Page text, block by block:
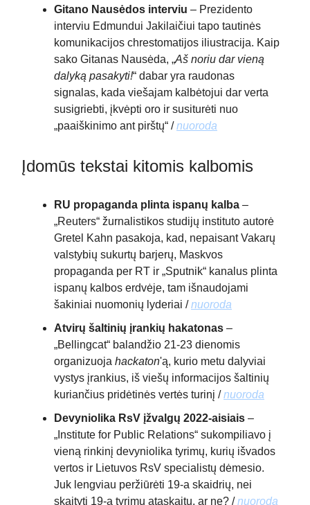
Gitano Nausėdos interviu – Prezidento
interviu Edmundui Jakilaičiui tapo tautinės
komunikacijos chrestomatijos iliustracija. Kaip
sako Gitanas Nausėda, „Aš noriu dar vieną
dalyką pasakyti!“ dabar yra raudonas
signalas, kada viešajam kalbėtojui dar verta
susigriebti, įkvėpti oro ir susiturėti nuo
„paaiškinimo ant pirštų“ /nuoroda
Įdomūs tekstai kitomis kalbomis
RU propaganda plinta ispanų kalba –
„Reuters“ žurnalistikos studijų instituto autorė
Gretel Kahn pasakoja, kad, nepaisant Vakarų
valstybių sukurtų barjerų, Maskvos
propaganda per RT ir „Sputnik“ kanalus plinta
ispanų kalbos erdvėje, tam išnaudojami
šakiniai nuomonių lyderiai /nuoroda
Atvirų šaltinių įrankių hakatonas –
„Bellingcat“ balandžio 21-23 dienomis
organizuoja hackaton'ą, kurio metu dalyviai
vystys įrankius, iš viešų informacijos šaltinių
kuriančius pridėtinės vertės turinį /nuoroda
Devyniolika RsV įžvalgų 2022-aisiais –
„Institute for Public Relations“ sukompiliavo į
vieną rinkinį devyniolika tyrimų, kurių išvados
vertos ir Lietuvos RsV specialistų dėmesio.
Juk lengviau peržiūrėti 19-a skaidrių, nei
skaityti 19-a tyrimų ataskaitų, ar ne? /nuoroda